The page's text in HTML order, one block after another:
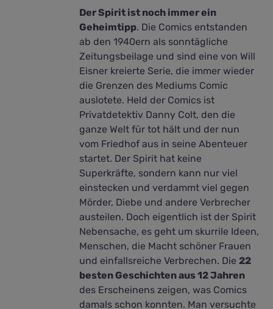
Der Spirit ist noch immer ein
Geheimtipp. Die Comics entstanden
ab den 1940ern als sonntägliche
Zeitungsbeilage und sind eine von Will
Eisner kreierte Serie, die immer wieder
die Grenzen des Mediums Comic
auslotete. Held der Comics ist
Privatdetektiv Danny Colt, den die
ganze Welt für tot hält und der nun
vom Friedhof aus in seine Abenteuer
startet. Der Spirit hat keine
Superkräfte, sondern kann nur viel
einstecken und verdammt viel gegen
Mörder, Diebe und andere Verbrecher
austeilen. Doch eigentlich ist der Spirit
Nebensache, es geht um skurrile Ideen,
Menschen, die Macht schöner Frauen
und einfallsreiche Verbrechen. Die22
besten Geschichten aus 12 Jahren
des Erscheinens zeigen, was Comics
damals schon konnten. Man versuchte